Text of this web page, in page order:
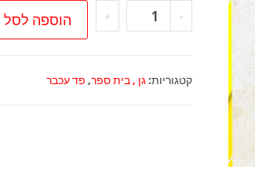
-
כמות
של
עבר
+ הוספה לסל
קטגוריות:גן , בית ספר, פד עכבר